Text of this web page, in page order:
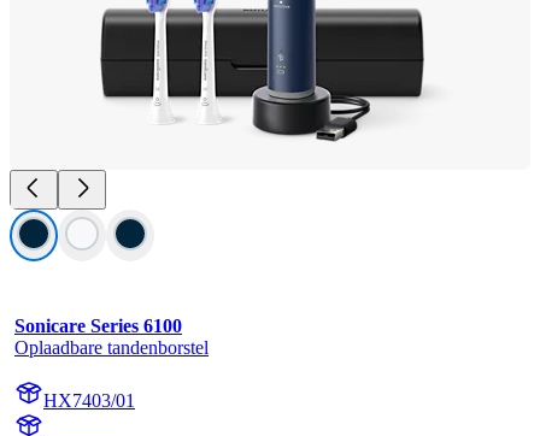
Sonicare Series 6100
Oplaadbare tandenborstel
HX7403/01